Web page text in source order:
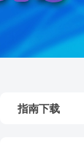
指南下载